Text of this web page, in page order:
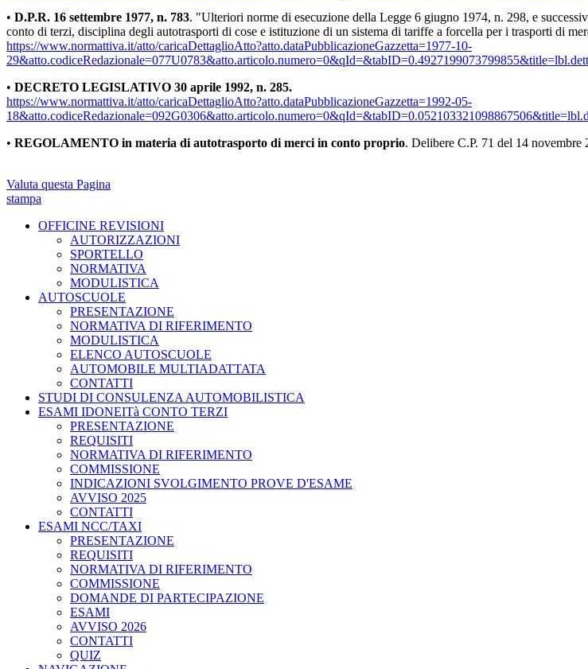
• D.P.R. 16 settembre 1977, n. 783. "Ulteriori norme di esecuzione della Legge 6 giugno 1974, n. 298, e
conto di terzi, disciplina degli autotrasporti di cose e istituzione di un sistema di tariffe a forcella per i trasporti di
https://www.normattiva.it/atto/caricaDettaglioAtto?atto.dataPubblicazioneGazzetta=1977-10-
• DECRETO LEGISLATIVO 30 aprile 1992, n. 285.
https://www.normattiva.it/atto/caricaDettaglioAtto?atto.dataPubblicazioneGazzetta=1992-05-
• REGOLAMENTO in materia di autotrasporto di merci in conto proprio. Delibere C.P. 71 del 14 novembre
Valuta questa Pagina
stampa
OFFICINE REVISIONI
AUTORIZZAZIONI
SPORTELLO
NORMATIVA
MODULISTICA
AUTOSCUOLE
PRESENTAZIONE
NORMATIVA DI RIFERIMENTO
MODULISTICA
ELENCO AUTOSCUOLE
AUTOMOBILE MULTIADATTATA
CONTATTI
STUDI DI CONSULENZA AUTOMOBILISTICA
ESAMI IDONEITà CONTO TERZI
PRESENTAZIONE
REQUISITI
NORMATIVA DI RIFERIMENTO
COMMISSIONE
INDICAZIONI SVOLGIMENTO PROVE D'ESAME
AVVISO 2025
CONTATTI
ESAMI NCC/TAXI
PRESENTAZIONE
REQUISITI
NORMATIVA DI RIFERIMENTO
COMMISSIONE
DOMANDE DI PARTECIPAZIONE
ESAMI
AVVISO 2026
CONTATTI
QUIZ